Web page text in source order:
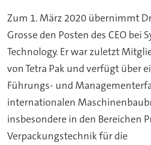
Zum 1. März 2020 übernimmt
Grosse den Posten des CEO bei
Technology. Er war zuletzt
von Tetra Pak und verfügt über
Führungs- und
internationalen
insbesondere in den Bereichen
Verpackungstechnik für die